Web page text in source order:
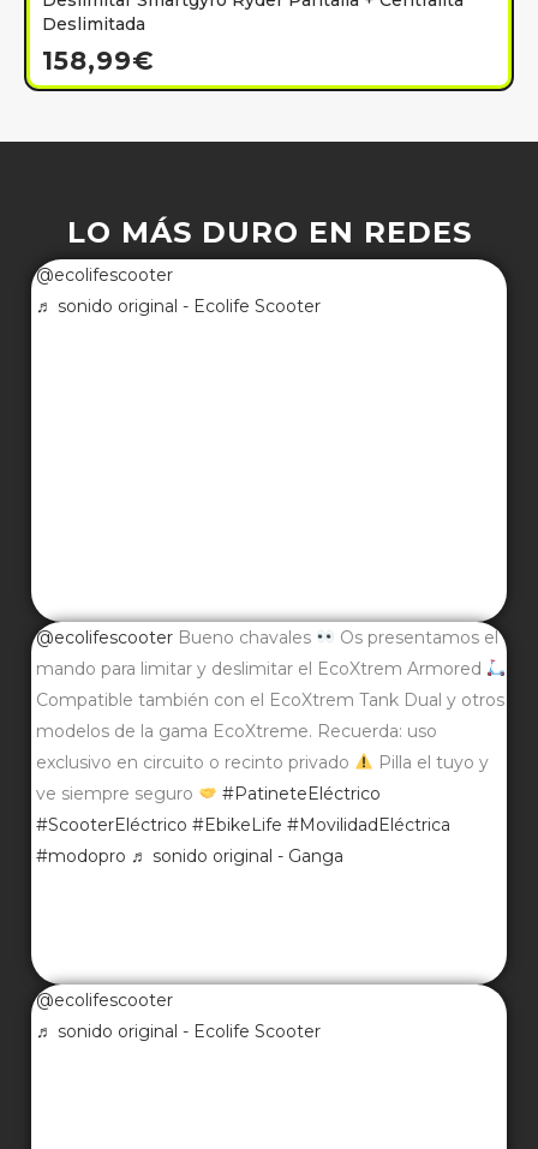
Deslimitada
158,99€
LO MÁS DURO EN REDES
@ecolifescooter
♬ sonido original - Ecolife Scooter
@ecolifescooter Bueno chavales
Os presentamos el
mando para limitar y deslimitar el EcoXtrem Armored
Compatible también con el EcoXtrem Tank Dual y otros
modelos de la gama EcoXtreme. Recuerda: uso
exclusivo en circuito o recinto privado
Pilla el tuyo y
ve siempre seguro
#PatineteEléctrico
#ScooterEléctrico #EbikeLife #MovilidadEléctrica
#modopro ♬ sonido original - Ganga
@ecolifescooter
♬ sonido original - Ecolife Scooter